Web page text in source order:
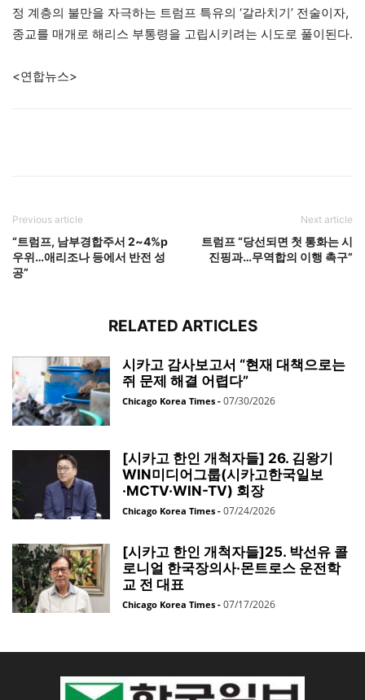
정 계층의 불만을 자극하는 트럼프 특유의 ‘갈라치기’ 전술이자,
종교를 매개로 해리스 부통령을 고립시키려는 시도로 풀이된다.
<연합뉴스>
Previous article
“트럼프, 남부경합주서 2~4%p
우위…애리조나 등에서 반전 성
공”
Next article
트럼프 “당선되면 첫 통화는 시
진핑과…무역합의 이행 촉구”
RELATED ARTICLES
시카고 감사보고서 “현재 대책으로는
쥐 문제 해결 어렵다”
Chicago Korea Times - 07/30/2026
[시카고 한인 개척자들] 26. 김왕기
WIN미디어그룹(시카고한국일보
·MCTV·WIN-TV) 회장
Chicago Korea Times - 07/24/2026
[시카고 한인 개척자들]25. 박선유 콜
로니얼 한국장의사·몬트로스 운전학
교 전 대표
Chicago Korea Times - 07/17/2026